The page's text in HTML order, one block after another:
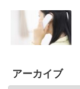
アーカイブ